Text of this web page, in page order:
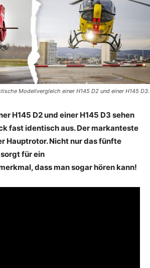
Modellvergleich einer H145 D2 und einer H145 D3.
H145 D2 und einer H145 D3 sehen
fast identisch aus. Der markanteste
Hauptrotor. Nicht nur das fünfte
für ein
dass man sogar hören kann!